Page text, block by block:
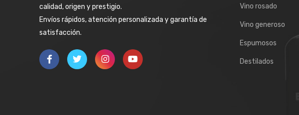
calidad, origen y prestigio.
Envíos rápidos, atención personalizada y garantía de
satisfacción.
Vino rosado
Vino generoso
Espumosos
Destilados